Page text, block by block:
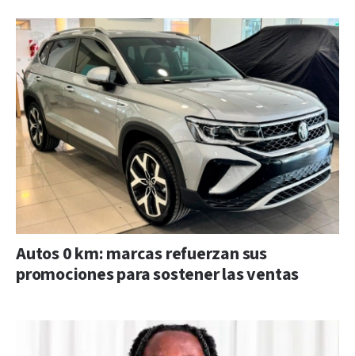
Autos 0 km: marcas refuerzan sus
promociones para sostener las ventas